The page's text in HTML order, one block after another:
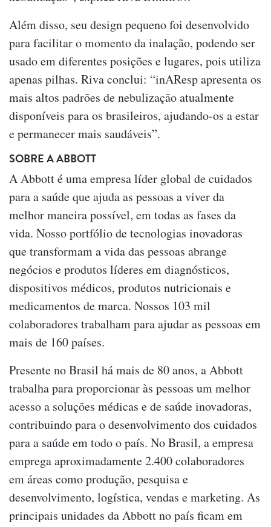
Além disso, seu design pequeno foi desenvolvido
para facilitar o momento da inalação, podendo ser
usado em diferentes posições e lugares, pois utiliza
apenas pilhas. Riva conclui: “inAResp apresenta os
mais altos padrões de nebulização atualmente
disponíveis para os brasileiros, ajudando-os a estar
e permanecer mais saudáveis”.
SOBRE A ABBOTT
A Abbott é uma empresa líder global de cuidados
para a saúde que ajuda as pessoas a viver da
melhor maneira possível, em todas as fases da
vida. Nosso portfólio de tecnologias inovadoras
que transformam a vida das pessoas abrange
negócios e produtos líderes em diagnósticos,
dispositivos médicos, produtos nutricionais e
medicamentos de marca. Nossos 103 mil
colaboradores trabalham para ajudar as pessoas em
mais de 160 países.
Presente no Brasil há mais de 80 anos, a Abbott
trabalha para proporcionar às pessoas um melhor
acesso a soluções médicas e de saúde inovadoras,
contribuindo para o desenvolvimento dos cuidados
para a saúde em todo o país. No Brasil, a empresa
emprega aproximadamente 2.400 colaboradores
em áreas como produção, pesquisa e
desenvolvimento, logística, vendas e marketing. As
principais unidades da Abbott no país ficam em